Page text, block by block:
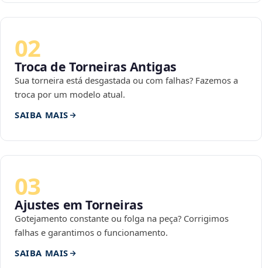
02
Troca de Torneiras Antigas
Sua torneira está desgastada ou com falhas? Fazemos a
troca por um modelo atual.
SAIBA MAIS
03
Ajustes em Torneiras
Gotejamento constante ou folga na peça? Corrigimos
falhas e garantimos o funcionamento.
SAIBA MAIS